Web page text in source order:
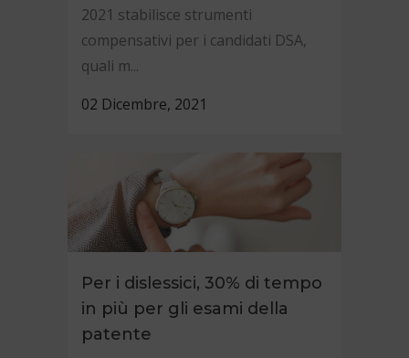
2021 stabilisce strumenti
compensativi per i candidati DSA,
quali m...
02 Dicembre, 2021
Per i dislessici, 30% di tempo
in più per gli esami della
patente